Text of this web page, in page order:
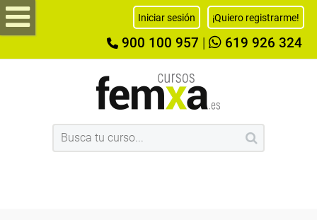
Iniciar sesión ¡Quiero registrarme!
900 100 957 619 926 324